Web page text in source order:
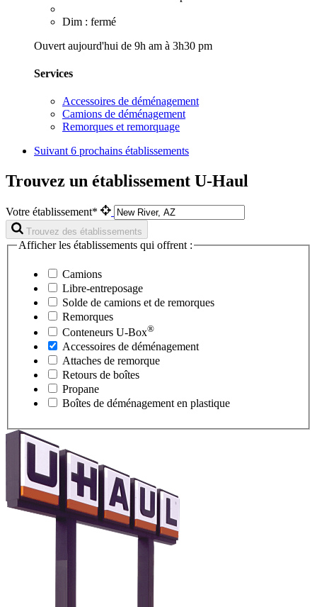
Dim : fermé
Ouvert aujourd'hui de 9h am à 3h30 pm
Services
Accessoires de déménagement
Camions de déménagement
Remorques et remorquage
Suivant 6 prochains établissements
Trouvez un établissement U-Haul
Votre établissement*
Trouvez des établissements
Afficher les établissements qui offrent :
Camions
Libre-entreposage
Solde de camions et de remorques
Remorques
Conteneurs U-Box®
Accessoires de déménagement
Attaches de remorque
Retours de boîtes
Propane
Boîtes de déménagement en plastique